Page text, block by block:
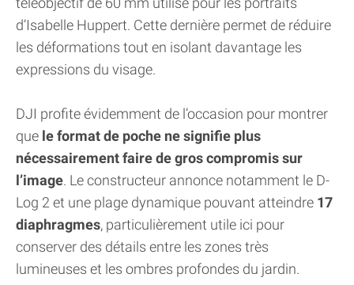
d’Isabelle Huppert. Cette dernière permet de réduire
les déformations tout en isolant davantage les
expressions du visage.
DJI profite évidemment de l’occasion pour montrer
que le format de poche ne signifie plus
nécessairement faire de gros compromis sur
l’image. Le constructeur annonce notamment le D-
Log 2 et une plage dynamique pouvant atteindre 17
diaphragmes, particulièrement utile ici pour
conserver des détails entre les zones très
lumineuses et les ombres profondes du jardin.